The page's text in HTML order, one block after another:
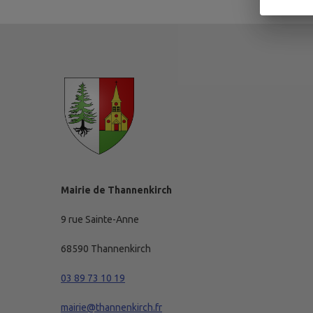
Mairie de Thannenkirch
9 rue Sainte-Anne
68590 Thannenkirch
03 89 73 10 19
mairie@thannenkirch.fr